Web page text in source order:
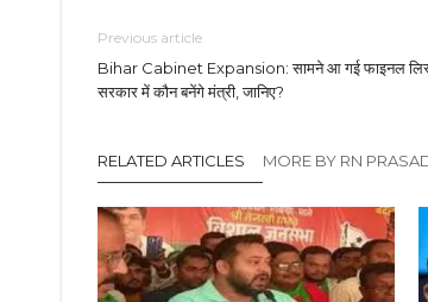
Previous article
Bihar Cabinet Expansion: सामने आ गई फाइनल
सरकार में कौन बनेंगे मंत्री, जानिए?
RELATED ARTICLES MORE BY RN